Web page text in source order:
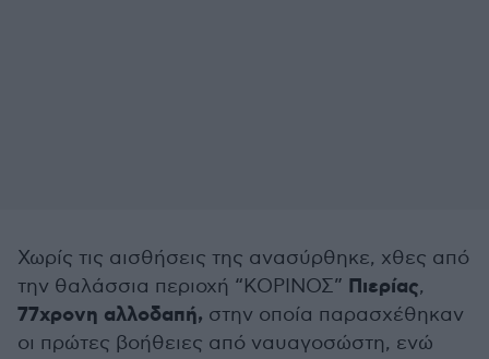
Χωρίς τις αισθήσεις της ανασύρθηκε, χθες από
την θαλάσσια περιοχή “ΚΟΡΙΝΟΣ” Πιερίας,
77χρονη αλλοδαπή, στην οποία παρασχέθηκαν
οι πρώτες βοήθειες από ναυαγοσώστη, ενώ